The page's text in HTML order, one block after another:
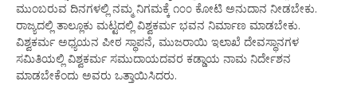
ಮುಂಬರುವ ದಿನಗಳಲ್ಲಿ ನಮ್ಮ ನಿಗಮಕ್ಕೆ ೧೦೦ ಕೋಟಿ ಅನುದಾನ ನೀಡಬೇಕು.
ರಾಜ್ಯದಲ್ಲಿ ತಾಲ್ಲೂಕು ಮಟ್ಟದಲ್ಲಿ ವಿಶ್ವಕರ್ಮ ಭವನ ನಿರ್ಮಾಣ ಮಾಡಬೇಕು.
ವಿಶ್ವಕರ್ಮ ಅಧ್ಯಯನ ಪೀಠ ಸ್ಥಾಪನೆ, ಮುಜರಾಯಿ ಇಲಾಖೆ ದೇವಸ್ಥಾನಗಳ
ಸಮಿತಿಯಲ್ಲಿ ವಿಶ್ವಕರ್ಮ ಸಮುದಾಯದವರ ಕಡ್ಡಾಯ ನಾಮ ನಿರ್ದೇಶನ
ಮಾಡಬೇಕೆಂದು ಅವರು ಒತ್ತಾಯಿಸಿದರು.